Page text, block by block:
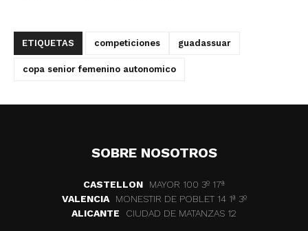
ETIQUETAS competiciones guadassuar
copa senior femenino autonomico
SOBRE NOSOTROS
CASTELLON
MAYOR 100 3º 17ª
VALENCIA
MONESTIR DE POBLET 14 1ª 3º
ALICANTE
CIUDAD DE MATANZAS 12